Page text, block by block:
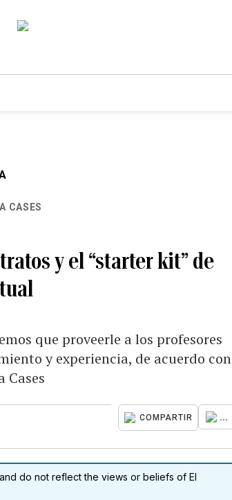
CASES
y el “starter kit” de
que proveerle a los profesores
y experiencia, de acuerdo con
COMPARTIR ...
do not reflect the views or beliefs of El